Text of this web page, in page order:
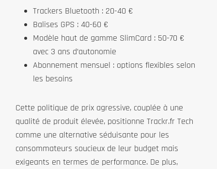
Trackers Bluetooth : 20-40 €
Balises GPS : 40-60 €
Modèle haut de gamme SlimCard : 50-70 €
avec 3 ans d’autonomie
Abonnement mensuel : options flexibles selon
les besoins
Cette politique de prix agressive, couplée à une
qualité de produit élevée, positionne Trackr.fr Tech
comme une alternative séduisante pour les
consommateurs soucieux de leur budget mais
exigeants en termes de performance. De plus,